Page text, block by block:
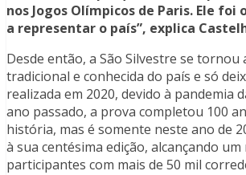
nos Jogos Olímpicos de Paris. Ele
a representar o país”, explica
Desde então, a São Silvestre se tornou
tradicional e conhecida do país e só
realizada em 2020, devido à pandemia
ano passado, a prova completou 100
história, mas é somente neste ano de
à sua centésima edição, alcançando um
participantes com mais de 50 mil